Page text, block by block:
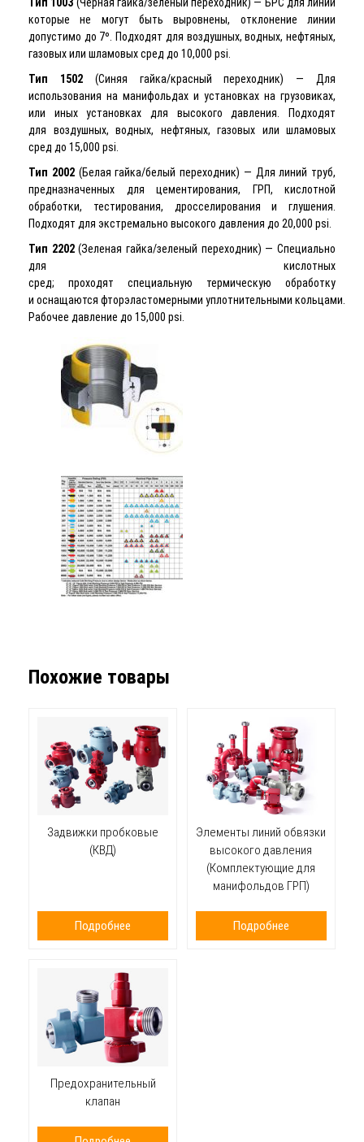
которые не могут быть выровнены, отклонение линии
допустимо до 7º. Подходят для воздушных, водных, нефтяных,
газовых или шламовых сред до 10,000 psi.
Тип 1502(Синяя гайка/красный переходник) — Для
использования на манифольдах и установках на грузовиках,
или иных установках для высокого давления. Подходят
для воздушных, водных, нефтяных, газовых или шламовых
сред до 15,000 psi.
Тип 2002(Белая гайка/белый переходник) — Для линий труб,
предназначенных для цементирования, ГРП, кислотной
обработки, тестирования, дросселирования и глушения.
Подходят для экстремально высокого давления до 20,000 psi.
Тип 2202(Зеленая гайка/зеленый переходник) — Специально
для кислотных
сред; проходят специальную термическую обработку
и оснащаются фторэластомерными уплотнительными кольцами.
Рабочее давление до 15,000 psi.
Похожие товары
Задвижки пробковые
(КВД)
Подробнее
Элементы линий обвязки
высокого давления
(Комплектующие для
манифольдов ГРП)
Подробнее
Предохранительный
клапан